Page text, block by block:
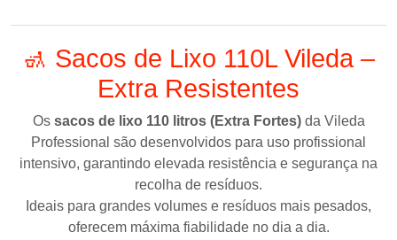
🚮 Sacos de Lixo 110L Vileda –
Extra Resistentes
Os sacos de lixo 110 litros (Extra Fortes)da Vileda
Professional são desenvolvidos para uso profissional
intensivo, garantindo elevada resistência e segurança na
recolha de resíduos.
Ideais para grandes volumes e resíduos mais pesados,
oferecem máxima fiabilidade no dia a dia.